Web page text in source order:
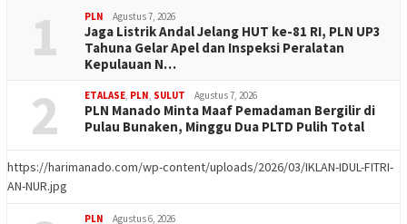
1 PLN Agustus 7, 2026
Jaga Listrik Andal Jelang HUT ke-81 RI, PLN UP3
Tahuna Gelar Apel dan Inspeksi Peralatan
Kepulauan N…
2 ETALASE PLN SULUT Agustus 7, 2026
PLN Manado Minta Maaf Pemadaman Bergilir di
Pulau Bunaken, Minggu Dua PLTD Pulih Total
https://harimanado.com/wp-content/uploads/2026/03/IKLAN-IDUL-FITRI-
AN-NUR.jpg
PLN Agustus 6, 2026